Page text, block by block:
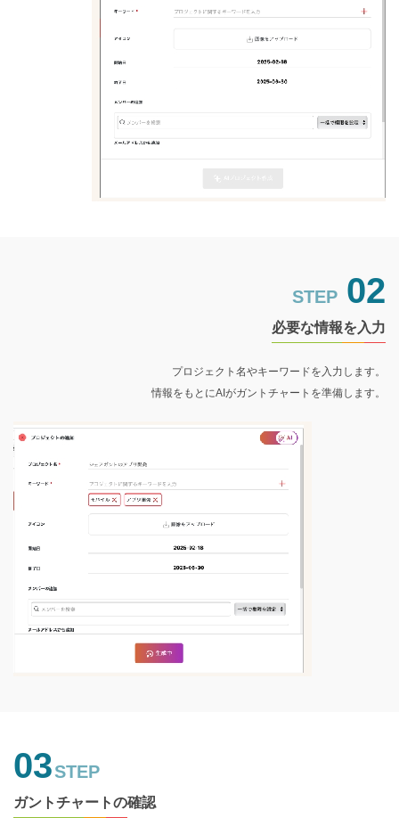
STEP 02
必要な情報を入力
プロジェクト名やキーワードを入力します。
情報をもとにAIがガントチャートを準備します。
03STEP
ガントチャートの確認